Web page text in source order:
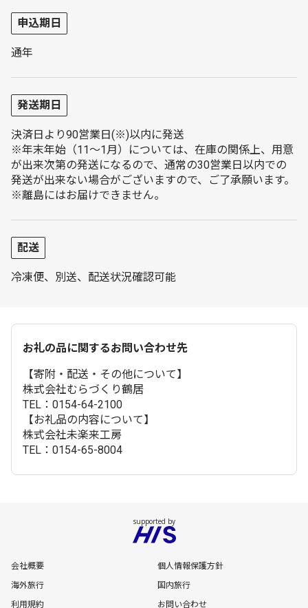
申込期日
通年
発送期日
決済日より90営業日(※)以内に発送
※年末年始（11～1月）については、在庫の関係上、用意
が出来次第の発送になるので、通常の30営業日以内での
発送が出来ない場合がございますので、ご了承願います。
※離島にはお届けできません。
配送
冷凍便、別送、配送状況確認可能
お礼の品に関するお問い合わせ先
【寄附・配送・その他について】
株式会社むらづくり鶴居
TEL：0154-64-2100
【お礼品の内容について】
株式会社未楽来工房
TEL：0154-65-8004
会社概要
個人情報保護方針
海外旅行
国内旅行
利用規約
お問い合わせ